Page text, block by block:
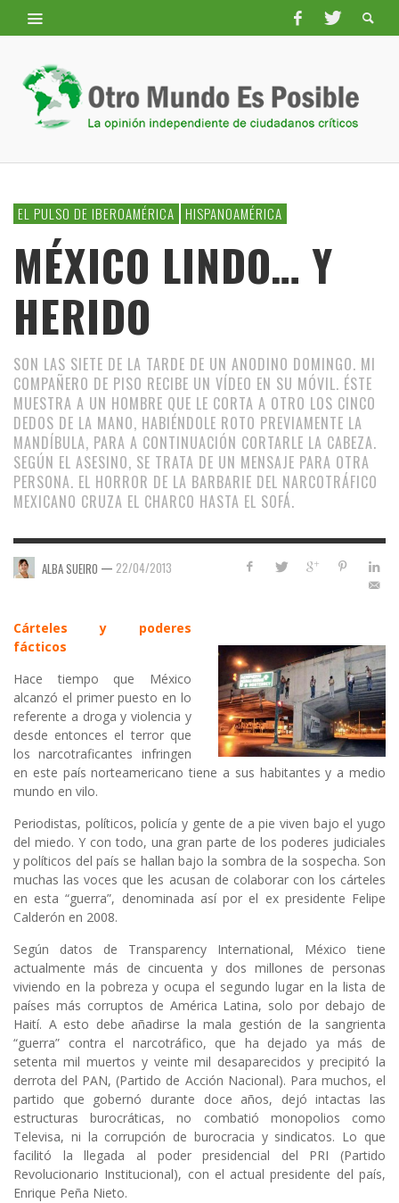
EL PULSO DE IBEROAMÉRICA HISPANOAMÉRICA
MÉXICO LINDO… Y
HERIDO
SON LAS SIETE DE LA TARDE DE UN ANODINO DOMINGO. MI
COMPAÑERO DE PISO RECIBE UN VÍDEO EN SU MÓVIL. ÉSTE
MUESTRA A UN HOMBRE QUE LE CORTA A OTRO LOS CINCO
DEDOS DE LA MANO, HABIÉNDOLE ROTO PREVIAMENTE LA
MANDÍBULA, PARA A CONTINUACIÓN CORTARLE LA CABEZA.
SEGÚN EL ASESINO, SE TRATA DE UN MENSAJE PARA OTRA
PERSONA. EL HORROR DE LA BARBARIE DEL NARCOTRÁFICO
MEXICANO CRUZA EL CHARCO HASTA EL SOFÁ.
ALBA SUEIRO — 22/04/2013
Cárteles y poderes
fácticos
Hace tiempo que México
alcanzó el primer puesto en lo
referente a droga y violencia y
desde entonces el terror que
los narcotraficantes infringen
en este país norteamericano tiene a sus habitantes y a medio
mundo en vilo.
Periodistas, políticos, policía y gente de a pie viven bajo el yugo
del miedo. Y con todo, una gran parte de los poderes judiciales
y políticos del país se hallan bajo la sombra de la sospecha. Son
muchas las voces que les acusan de colaborar con los cárteles
en esta “guerra”, denominada así por el ex presidente Felipe
Calderón en 2008.
Según datos de Transparency International, México tiene
actualmente más de cincuenta y dos millones de personas
viviendo en la pobreza y ocupa el segundo lugar en la lista de
países más corruptos de América Latina, solo por debajo de
Haití. A esto debe añadirse la mala gestión de la sangrienta
“guerra” contra el narcotráfico, que ha dejado ya más de
setenta mil muertos y veinte mil desaparecidos y precipitó la
derrota del PAN, (Partido de Acción Nacional). Para muchos, el
partido que gobernó durante doce años, dejó intactas las
estructuras burocráticas, no combatió monopolios como
Televisa, ni la corrupción de burocracia y sindicatos. Lo que
facilitó la llegada al poder presidencial del PRI (Partido
Revolucionario Institucional), con el actual presidente del país,
Enrique Peña Nieto.